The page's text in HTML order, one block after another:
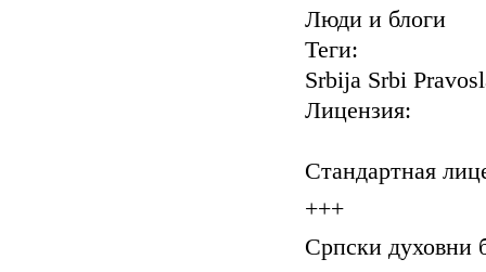
Люди и блоги
Теги:
Srbija Srbi
Лицензия:
Стандартная
+++
Српски